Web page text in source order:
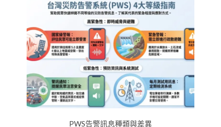
PWS告警訊息種類與差異